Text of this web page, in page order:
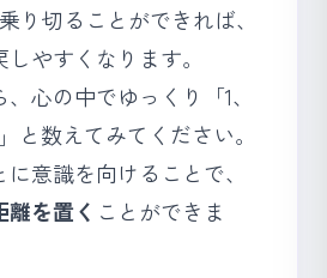
り切ることができれば、
やすくなります。
心の中でゆっくり「1、
と数えてみてください。
意識を向けることで、
を置く ことができま